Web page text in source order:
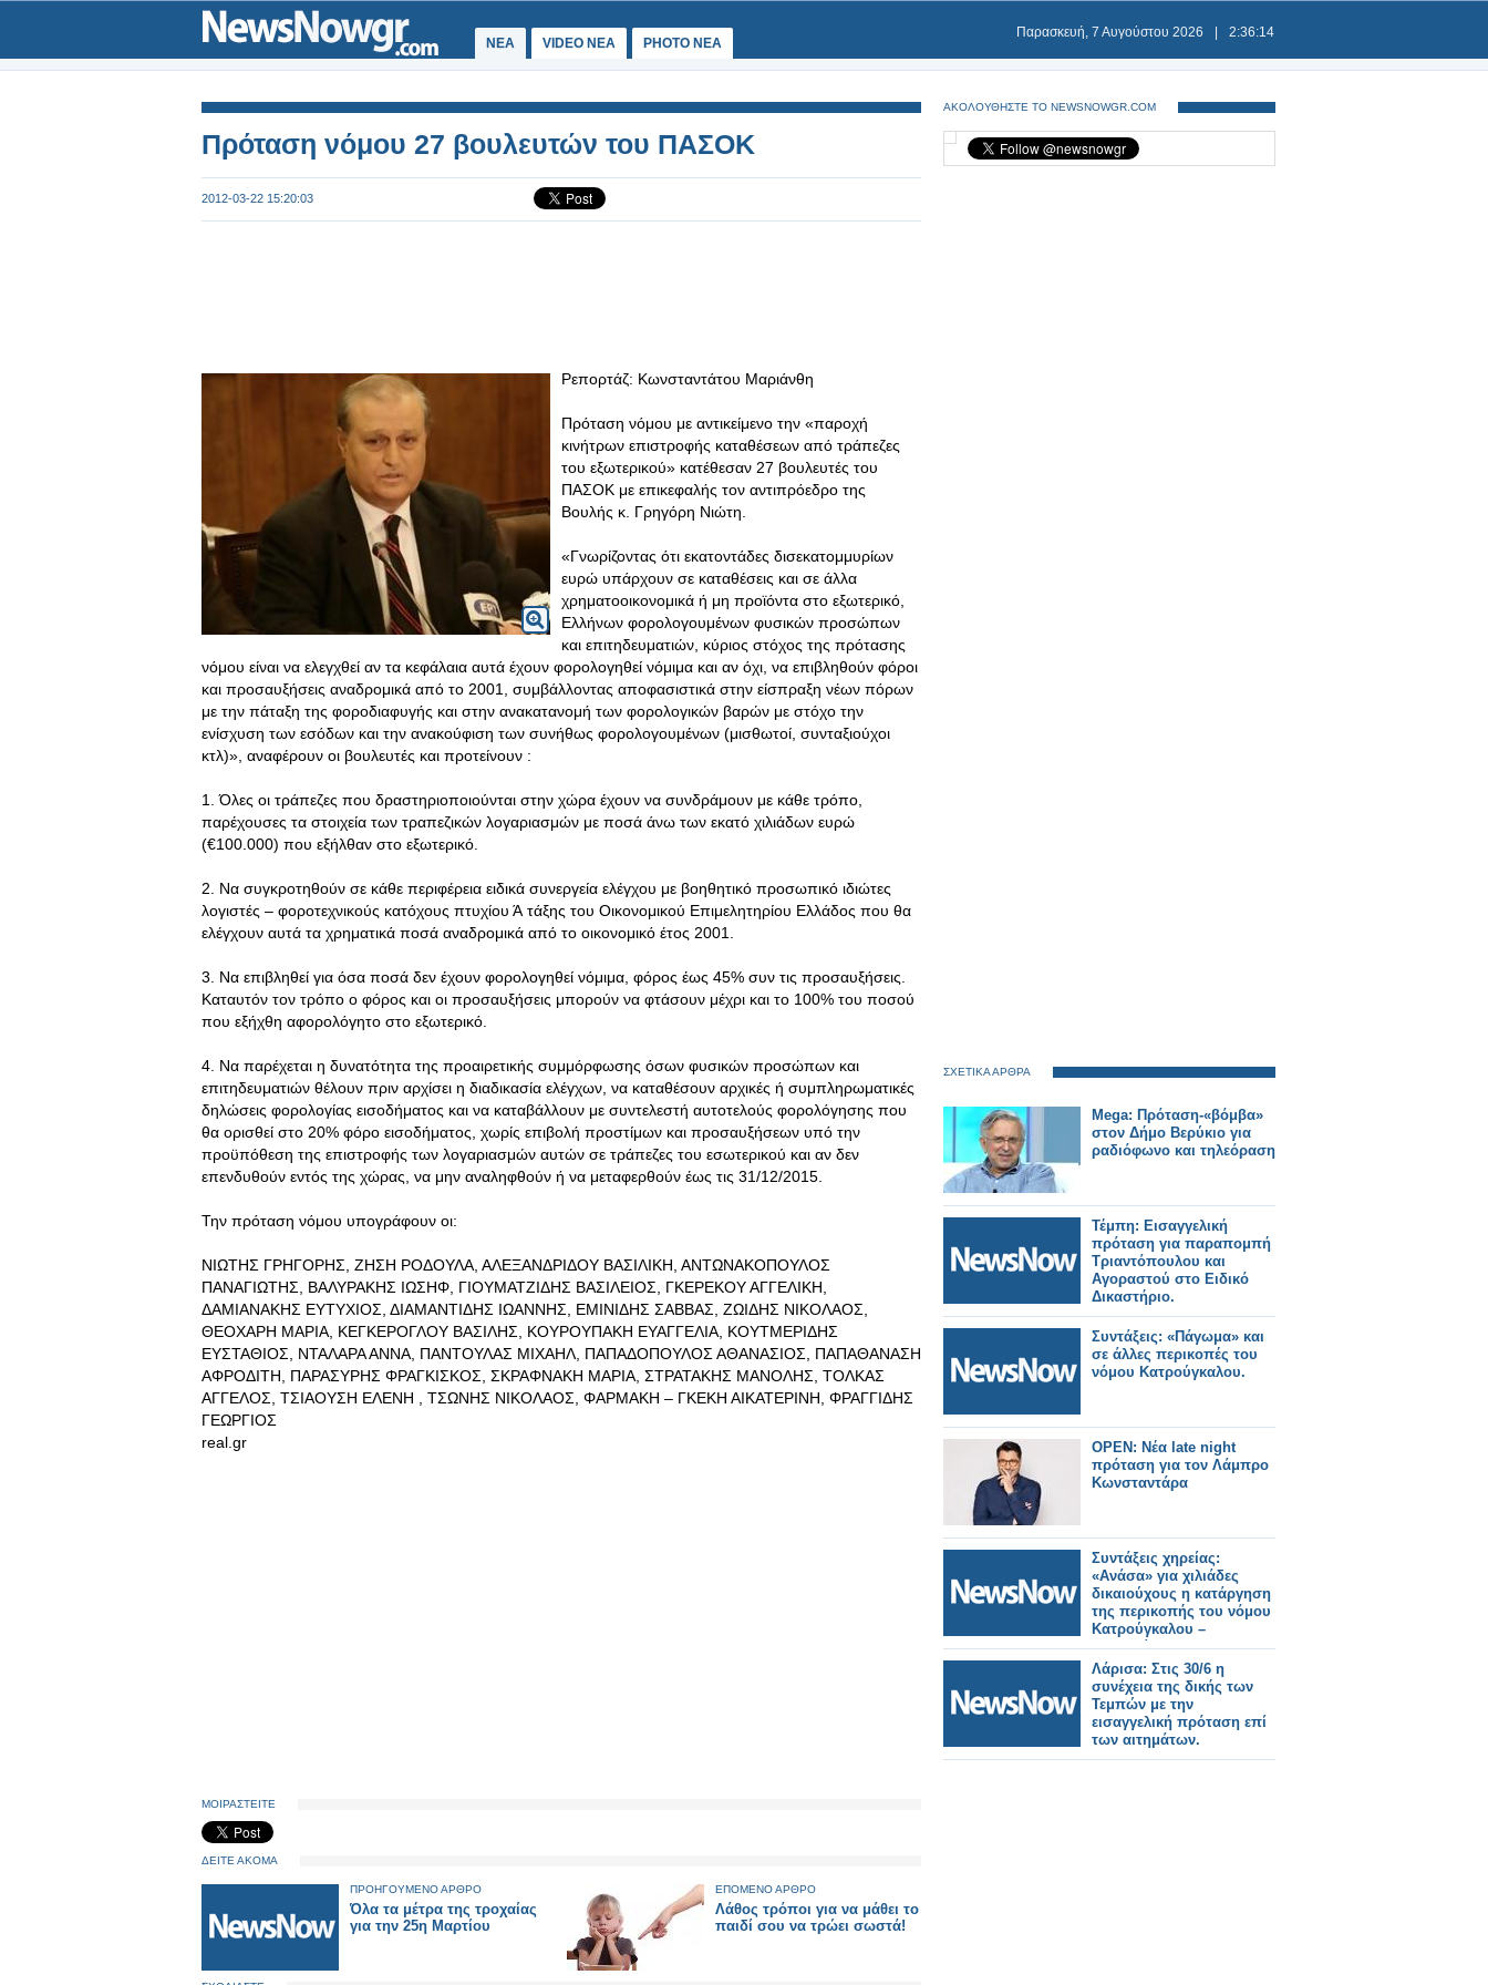
ΝΕΑ VIDEO NEA PHOTO NEA
Παρασκευή, 7 Αυγούστου 2026 2:36:14
Πρόταση νόμου 27 βουλευτών του ΠΑΣΟΚ
2012-03-22 15:20:03
Ρεπορτάζ: Κωνσταντάτου Μαριάνθη
Πρόταση νόμου με αντικείμενο την «παροχή
κινήτρων επιστροφής καταθέσεων από τράπεζες
του εξωτερικού» κατέθεσαν 27 βουλευτές του
ΠΑΣΟΚ με επικεφαλής τον αντιπρόεδρο της
Βουλής κ. Γρηγόρη Νιώτη.
«Γνωρίζοντας ότι εκατοντάδες δισεκατομμυρίων
ευρώ υπάρχουν σε καταθέσεις και σε άλλα
χρηματοοικονομικά ή μη προϊόντα στο εξωτερικό,
Ελλήνων φορολογουμένων φυσικών προσώπων
και επιτηδευματιών, κύριος στόχος της πρότασης
νόμου είναι να ελεγχθεί αν τα κεφάλαια αυτά έχουν φορολογηθεί νόμιμα και αν όχι, να επιβληθούν φόροι
και προσαυξήσεις αναδρομικά από το 2001, συμβάλλοντας αποφασιστικά στην είσπραξη νέων πόρων
με την πάταξη της φοροδιαφυγής και στην ανακατανομή των φορολογικών βαρών με στόχο την
ενίσχυση των εσόδων και την ανακούφιση των συνήθως φορολογουμένων (μισθωτοί, συνταξιούχοι
κτλ)», αναφέρουν οι βουλευτές και προτείνουν :
1. Όλες οι τράπεζες που δραστηριοποιούνται στην χώρα έχουν να συνδράμουν με κάθε τρόπο,
παρέχουσες τα στοιχεία των τραπεζικών λογαριασμών με ποσά άνω των εκατό χιλιάδων ευρώ
(€100.000) που εξήλθαν στο εξωτερικό.
2. Να συγκροτηθούν σε κάθε περιφέρεια ειδικά συνεργεία ελέγχου με βοηθητικό προσωπικό ιδιώτες
λογιστές – φοροτεχνικούς κατόχους πτυχίου Ά τάξης του Οικονομικού Επιμελητηρίου Ελλάδος που θα
ελέγχουν αυτά τα χρηματικά ποσά αναδρομικά από το οικονομικό έτος 2001.
3. Να επιβληθεί για όσα ποσά δεν έχουν φορολογηθεί νόμιμα, φόρος έως 45% συν τις προσαυξήσεις.
Καταυτόν τον τρόπο ο φόρος και οι προσαυξήσεις μπορούν να φτάσουν μέχρι και το 100% του ποσού
που εξήχθη αφορολόγητο στο εξωτερικό.
4. Να παρέχεται η δυνατότητα της προαιρετικής συμμόρφωσης όσων φυσικών προσώπων και
επιτηδευματιών θέλουν πριν αρχίσει η διαδικασία ελέγχων, να καταθέσουν αρχικές ή συμπληρωματικές
δηλώσεις φορολογίας εισοδήματος και να καταβάλλουν με συντελεστή αυτοτελούς φορολόγησης που
θα ορισθεί στο 20% φόρο εισοδήματος, χωρίς επιβολή προστίμων και προσαυξήσεων υπό την
προϋπόθεση της επιστροφής των λογαριασμών αυτών σε τράπεζες του εσωτερικού και αν δεν
επενδυθούν εντός της χώρας, να μην αναληφθούν ή να μεταφερθούν έως τις 31/12/2015.
Την πρόταση νόμου υπογράφουν οι:
ΝΙΩΤΗΣ ΓΡΗΓΟΡΗΣ, ΖΗΣΗ ΡΟΔΟΥΛΑ, ΑΛΕΞΑΝΔΡΙΔΟΥ ΒΑΣΙΛΙΚΗ, ΑΝΤΩΝΑΚΟΠΟΥΛΟΣ
ΠΑΝΑΓΙΩΤΗΣ, ΒΑΛΥΡΑΚΗΣ ΙΩΣΗΦ, ΓΙΟΥΜΑΤΖΙΔΗΣ ΒΑΣΙΛΕΙΟΣ, ΓΚΕΡΕΚΟΥ ΑΓΓΕΛΙΚΗ,
ΔΑΜΙΑΝΑΚΗΣ ΕΥΤΥΧΙΟΣ, ΔΙΑΜΑΝΤΙΔΗΣ ΙΩΑΝΝΗΣ, ΕΜΙΝΙΔΗΣ ΣΑΒΒΑΣ, ΖΩΙΔΗΣ ΝΙΚΟΛΑΟΣ,
ΘΕΟΧΑΡΗ ΜΑΡΙΑ, ΚΕΓΚΕΡΟΓΛΟΥ ΒΑΣΙΛΗΣ, ΚΟΥΡΟΥΠΑΚΗ ΕΥΑΓΓΕΛΙΑ, ΚΟΥΤΜΕΡΙΔΗΣ
ΕΥΣΤΑΘΙΟΣ, ΝΤΑΛΑΡΑ ΑΝΝΑ, ΠΑΝΤΟΥΛΑΣ ΜΙΧΑΗΛ, ΠΑΠΑΔΟΠΟΥΛΟΣ ΑΘΑΝΑΣΙΟΣ, ΠΑΠΑΘΑΝΑΣΗ
ΑΦΡΟΔΙΤΗ, ΠΑΡΑΣΥΡΗΣ ΦΡΑΓΚΙΣΚΟΣ, ΣΚΡΑΦΝΑΚΗ ΜΑΡΙΑ, ΣΤΡΑΤΑΚΗΣ ΜΑΝΟΛΗΣ, ΤΟΛΚΑΣ
ΑΓΓΕΛΟΣ, ΤΣΙΑΟΥΣΗ ΕΛΕΝΗ , ΤΣΩΝΗΣ ΝΙΚΟΛΑΟΣ, ΦΑΡΜΑΚΗ – ΓΚΕΚΗ ΑΙΚΑΤΕΡΙΝΗ, ΦΡΑΓΓΙΔΗΣ
ΓΕΩΡΓΙΟΣ
real.gr
ΜΟΙΡΑΣΤΕΙΤΕ
ΔΕΙΤΕ ΑΚΟΜΑ
ΠΡΟΗΓΟΥΜΕΝΟ ΑΡΘΡΟ
Όλα τα μέτρα της τροχαίας
για την 25η Μαρτίου
ΕΠΟΜΕΝΟ ΑΡΘΡΟ
Λάθος τρόποι για να μάθει το
παιδί σου να τρώει σωστά!
ΑΚΟΛΟΥΘΗΣΤΕ ΤΟ NEWSNOWGR.COM
ΣΧΕΤΙΚΑ ΑΡΘΡΑ
Mega: Πρόταση-«βόμβα»
στον Δήμο Βερύκιο για
ραδιόφωνο και τηλεόραση
Τέμπη: Εισαγγελική
πρόταση για παραπομπή
Τριαντόπουλου και
Αγοραστού στο Ειδικό
Δικαστήριο.
Συντάξεις: «Πάγωμα» και
σε άλλες περικοπές του
νόμου Κατρούγκαλου.
OPEN: Νέα late night
πρόταση για τον Λάμπρο
Κωνσταντάρα
Συντάξεις χηρείας:
«Ανάσα» για χιλιάδες
δικαιούχους η κατάργηση
της περικοπής του νόμου
Κατρούγκαλου –
Παραδείγματα.
Λάρισα: Στις 30/6 η
συνέχεια της δικής των
Τεμπών με την
εισαγγελική πρόταση επί
των αιτημάτων.